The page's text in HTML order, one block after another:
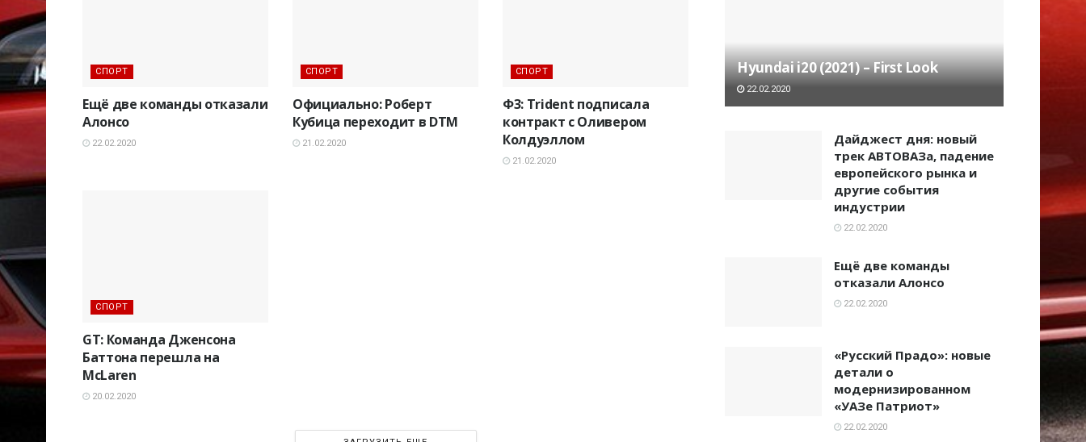
СПОРТ
Ещё две команды отказали
Алонсо
22.02.2020
СПОРТ
Официально: Роберт
Кубица переходит в DTM
21.02.2020
СПОРТ
Ф3: Trident подписала
контракт с Оливером
Колдуэллом
21.02.2020
СПОРТ
GT: Команда Дженсона
Баттона перешла на
McLaren
20.02.2020
Hyundai i20 (2021) – First Look
22.02.2020
Дайджест дня: новый
трек АВТОВАЗа, падение
европейского рынка и
другие события
индустрии
22.02.2020
Ещё две команды
отказали Алонсо
22.02.2020
«Русский Прадо»: новые
детали о
модернизированном
«УАЗе Патриот»
22.02.2020